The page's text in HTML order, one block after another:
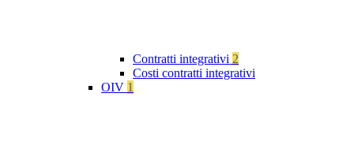
Contratti integrativi 2
Costi contratti integrativi
OIV 1